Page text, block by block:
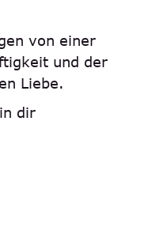
von einer
und der
Liebe.
dir